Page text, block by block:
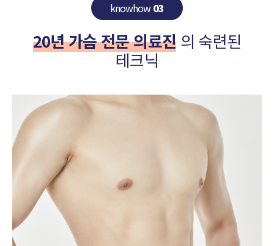
knowhow03
20년 가슴 전문 의료진 의 숙련된
테크닉